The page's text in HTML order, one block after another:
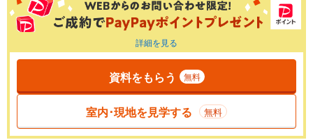
詳細を見る
資料をもらう 無料
室内･現地を見学する 無料